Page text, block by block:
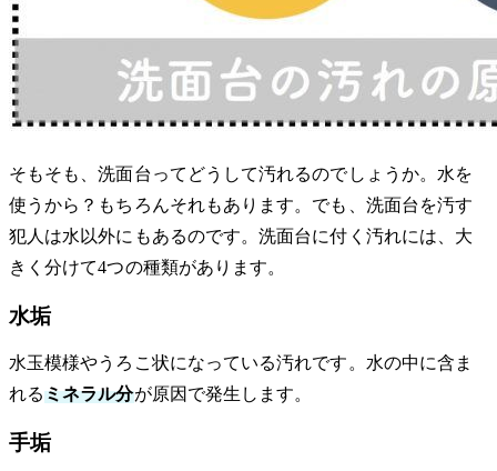
そもそも、洗面台ってどうして汚れるのでしょうか。水を
使うから？もちろんそれもあります。でも、洗面台を汚す
犯人は水以外にもあるのです。洗面台に付く汚れには、大
きく分けて4つの種類があります。
水垢
水玉模様やうろこ状になっている汚れです。水の中に含ま
れるミネラル分が原因で発生します。
手垢